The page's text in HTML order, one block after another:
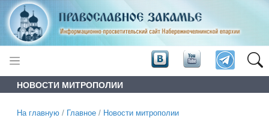
НОВОСТИ МИТРОПОЛИИ
На главную / Главное / Новости митрополии